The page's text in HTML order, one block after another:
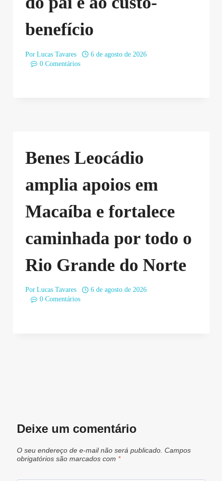
benefício
Por Lucas Tavares
6 de agosto de 2026
0 Comentários
Benes Leocádio
amplia apoios em
Macaíba e fortalece
caminhada por todo o
Rio Grande do Norte
Por Lucas Tavares
6 de agosto de 2026
0 Comentários
Deixe um comentário
O seu endereço de e-mail não será publicado. Campos
obrigatórios são marcados com *